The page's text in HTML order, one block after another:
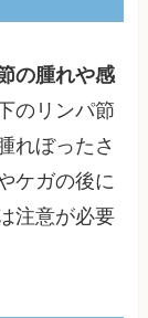
の腫れや感
のリンパ節
れぼったさ
ケガの後に
注意が必要